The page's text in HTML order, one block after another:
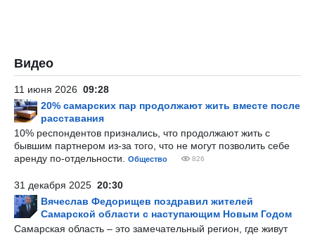
Видео
11 июня 2026 09:28
20% самарских пар продолжают жить вместе после
расставания
10% респондентов признались, что продолжают жить с
бывшим партнером из-за того, что не могут позволить себе
аренду по-отдельности.
Общество 826
31 декабря 2025 20:30
Вячеслав Федорищев поздравил жителей
Самарской области с наступающим Новым Годом
Самарская область – это замечательный регион, где живут